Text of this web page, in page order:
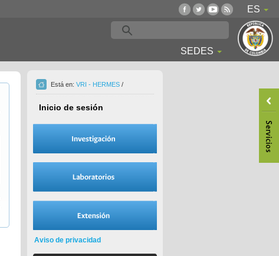
ES
SEDES
Está en: VRI - HERMES /
Inicio de sesión
Aviso de privacidad